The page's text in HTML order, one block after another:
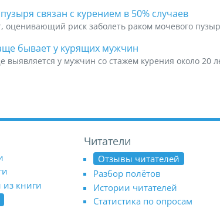
связан с курением в 50% случаев
оценивающий риск заболеть раком мочевого
бывает у курящих мужчин
выявляется у мужчин со стажем курения около 20
книги
Читатели
Отзывы читателей
Разбор полётов
Истории читателей
Статистика по опросам